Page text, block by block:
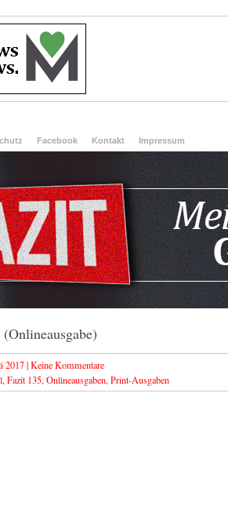
Facebook Kontakt Impressum
2017 |Keine Kommentare
, Fazit 135, Onlineausgaben, Print-Ausgaben